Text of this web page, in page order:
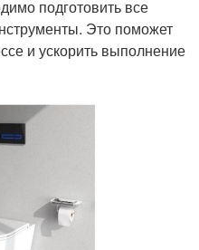
подготовить все
Это поможет
и ускорить выполнение